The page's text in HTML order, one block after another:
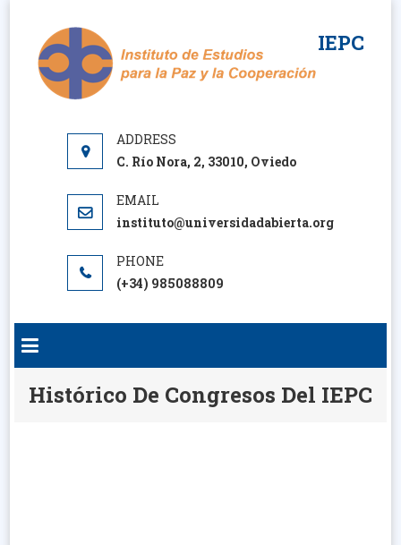
contenido
IEPC
C. Río Nora, 2, 33010, Oviedo
instituto@universidadabierta.org
(+34) 985088809
Histórico De Congresos Del IEPC